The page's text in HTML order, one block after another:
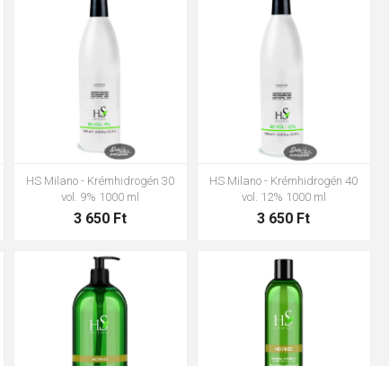
HS Milano - Krémhidrogén 30
vol. 9% 1000 ml
3 650 Ft
HS Milano - Krémhidrogén 40
vol. 12% 1000 ml
3 650 Ft